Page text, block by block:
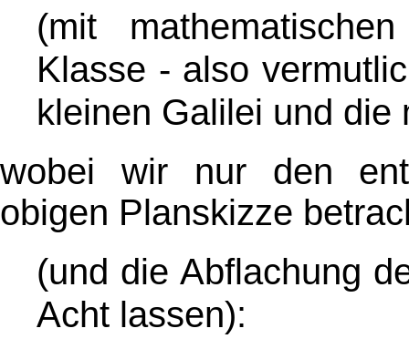
(mit
Klasse - also
kleinen Galilei und die
wobei wir nur den
obigen Planskizze
(und die Abflachung
Acht lassen):